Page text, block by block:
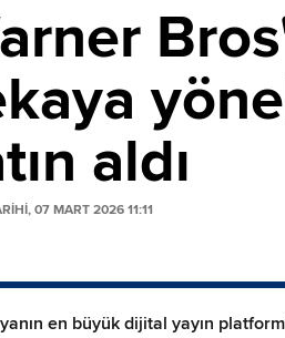
aldı
07 MART 2026 11:11
en büyük dijital yayın